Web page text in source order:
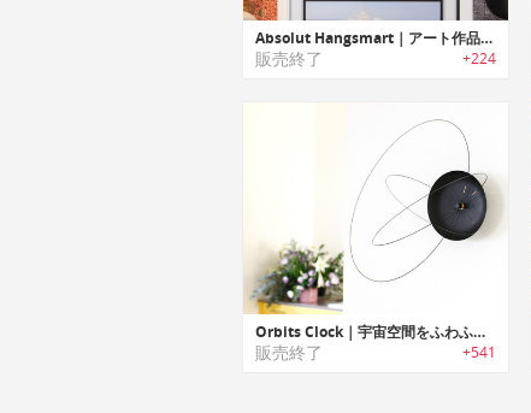
Absolut Hangsmart｜アート作品をツールやメジャー不要で簡単にディスプレイ可能なウォールマウントデバイス「アブソルートハングスマート」
販売終了 +224
Orbits Clock｜宇宙空間をふわふわと漂っているような気分になる掛け時計 オービッツ・クロック
販売終了 +541